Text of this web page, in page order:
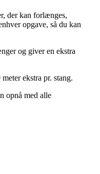
der kan forlænges,
opgave, så du kan
og giver en ekstra
ekstra pr. stang.
opnå med alle